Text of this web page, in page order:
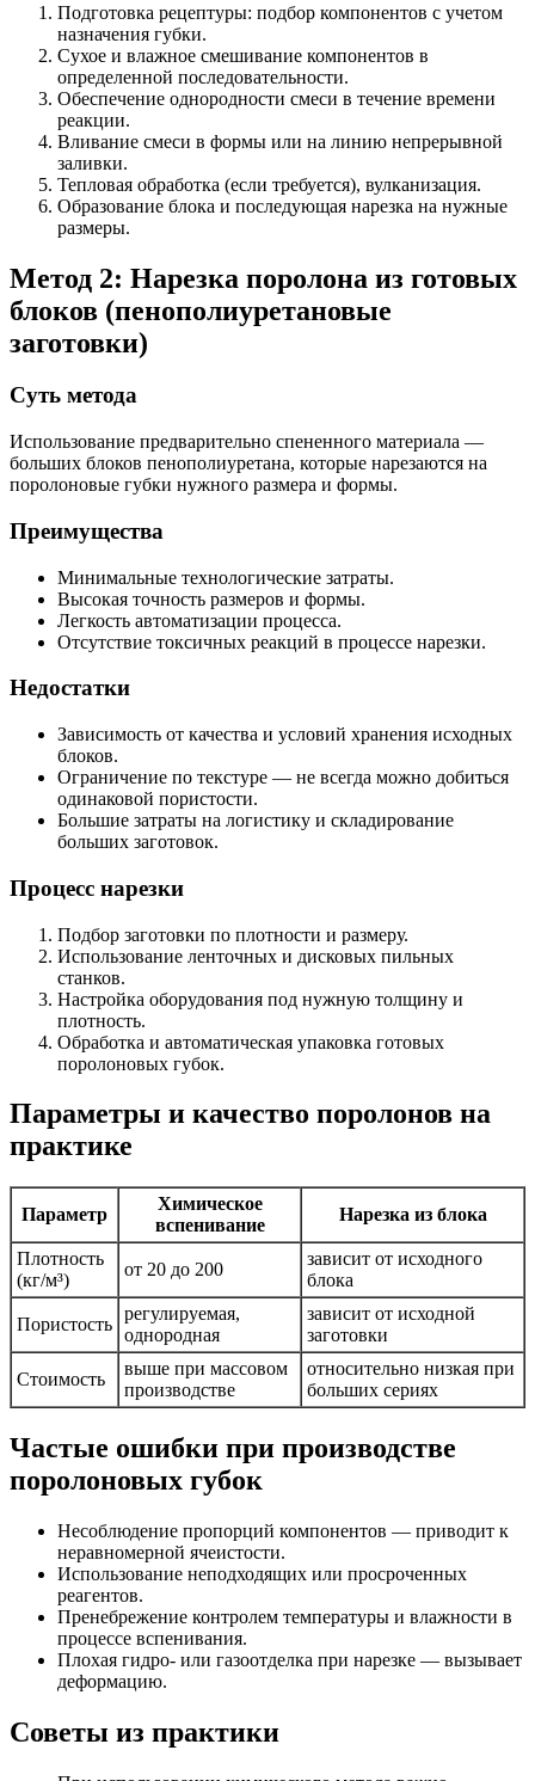
Подготовка рецептуры: подбор компонентов с учетом
назначения губки.
Сухое и влажное смешивание компонентов в
определенной последовательности.
Обеспечение однородности смеси в течение времени
реакции.
Вливание смеси в формы или на линию непрерывной
заливки.
Тепловая обработка (если требуется), вулканизация.
Образование блока и последующая нарезка на нужные
размеры.
Метод 2: Нарезка поролона из готовых
блоков (пенополиуретановые
заготовки)
Суть метода
Использование предварительно спененного материала —
больших блоков пенополиуретана, которые нарезаются на
поролоновые губки нужного размера и формы.
Преимущества
Минимальные технологические затраты.
Высокая точность размеров и формы.
Легкость автоматизации процесса.
Отсутствие токсичных реакций в процессе нарезки.
Недостатки
Зависимость от качества и условий хранения исходных
блоков.
Ограничение по текстуре — не всегда можно добиться
одинаковой пористости.
Большие затраты на логистику и складирование
больших заготовок.
Процесс нарезки
Подбор заготовки по плотности и размеру.
Использование ленточных и дисковых пильных
станков.
Настройка оборудования под нужную толщину и
плотность.
Обработка и автоматическая упаковка готовых
поролоновых губок.
Параметры и качество поролонов на
практике
Параметр
Химическое
вспенивание
Нарезка из блока
Плотность
(кг/м³)
от 20 до 200
зависит от исходного
блока
Пористость
регулируемая,
однородная
зависит от исходной
заготовки
Стоимость
выше при массовом
производстве
относительно низкая при
больших сериях
Частые ошибки при производстве
поролоновых губок
Несоблюдение пропорций компонентов — приводит к
неравномерной ячеистости.
Использование неподходящих или просроченных
реагентов.
Пренебрежение контролем температуры и влажности в
процессе вспенивания.
Плохая гидро- или газоотделка при нарезке — вызывает
деформацию.
Советы из практики